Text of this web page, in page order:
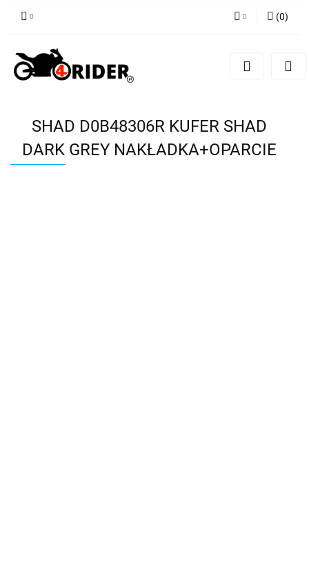
Zarejestruj się
(0)
SHAD D0B48306R KUFER SHAD
DARK GREY NAKŁADKA+OPARCIE